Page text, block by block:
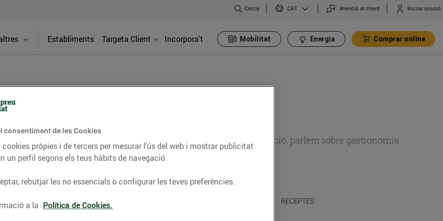
Cerca CAT Atenció al client Iniciar sessió
Establiments Targeta Client Incorpora't Mobilitat Energia Comprar online
consells nutricionals, informació d’actualitat sobre alimentació, parlem sobre gastronomia
del nostre territori i molts altres temes.
CONSELLS I HÀBITS SALUDABLES RECEPTES
consentiment de les Cookies
pròpies i de tercers per mesurar l’ús del web i mostrar publicitat
un perfil segons els teus hàbits de navegació.
rebutjar les no essencials o configurar les teves preferències.
a la Política de Cookies.